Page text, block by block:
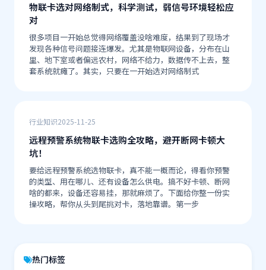
物联卡选对网络制式，科学测试，弱信号环境轻松应
对
很多项目一开始总觉得网络覆盖没啥难度，结果到了现场才
发现各种信号问题接连爆发。尤其是物联网设备，分布在山
里、地下室或者偏远农村，网络不给力，数据传不上去，整
套系统就瘫了。其实，只要在一开始选对网络制式
行业知识2025-11-25
远程预警系统物联卡选购全攻略，避开断网卡顿大
坑！
要给远程预警系统选物联卡，真不能一概而论，得看你预警
的类型、用在哪儿、还有设备怎么供电。搞不好卡顿、断网
啥的都来，设备还容易挂，那就麻烦了。下面给你整一份实
操攻略，帮你从头到尾挑对卡，落地靠谱。第一步
热门标签